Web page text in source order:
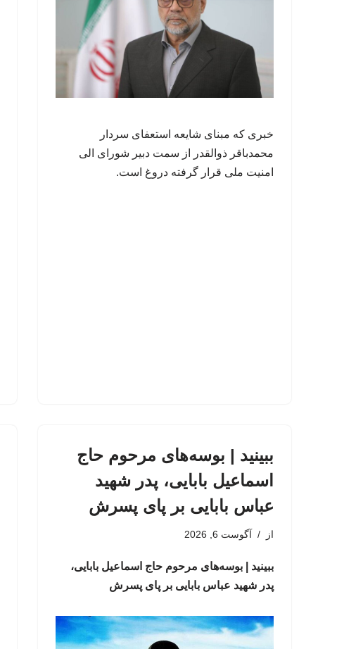
خبری که مبنای شایعه استعفای سردار
محمدباقر ذوالقدر از سمت دبیر شورای الی
امنیت ملی قرار گرفته دروغ است.
ببینید | بوسه‌های مرحوم حاج
اسماعیل بابایی، پدر شهید
عباس بابایی بر پای پسرش
از آگوست 6, 2026
ببینید | بوسه‌های مرحوم حاج اسماعیل بابایی،
پدر شهید عباس بابایی بر پای پسرش